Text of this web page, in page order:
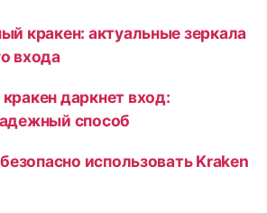
кракен: актуальные зеркала
входа
даркнет вход:
способ
использовать Kraken